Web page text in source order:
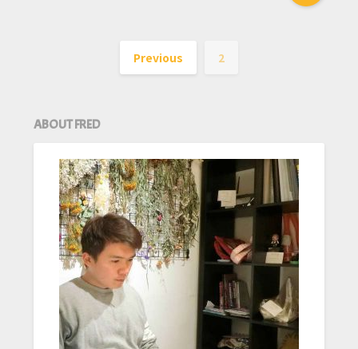
Previous 2
ABOUT FRED